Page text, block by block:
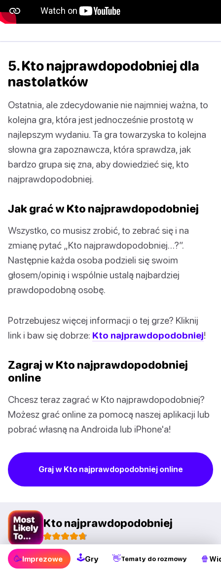
5. Kto najprawdopodobniej dla
nastolatków
Ostatnia, ale zdecydowanie nie najmniej ważna, to
kolejna gra, która jest jednocześnie prostotą w
najlepszym wydaniu. Ta gra towarzyska to kolejna
słowna gra zapoznawcza, która sprawdza, jak
bardzo grupa się zna, aby dowiedzieć się, kto
najprawdopodobniej.
Jak grać w Kto najprawdopodobniej
Wszystko, co musisz zrobić, to zebrać się i na
zmianę pytać „Kto najprawdopodobniej…?”.
Następnie każda osoba podzieli się swoim
głosem/opinią i wspólnie ustalą najbardziej
prawdopodobną osobę.
Potrzebujesz więcej informacji o tej grze? Kliknij
link i baw się dobrze: Kto najprawdopodobniej!
Zagraj w Kto najprawdopodobniej
online
Chcesz teraz zagrać w Kto najprawdopodobniej?
Możesz grać online za pomocą naszej aplikacji lub
pobrać własną na Androida lub iPhone'a!
Graj w Kto najprawdopodobniej online
Kto najprawdopodobniej
Google Play App Store
🥳Imprezowe 🕹Gry 👋Tematy do rozmowy 🍿